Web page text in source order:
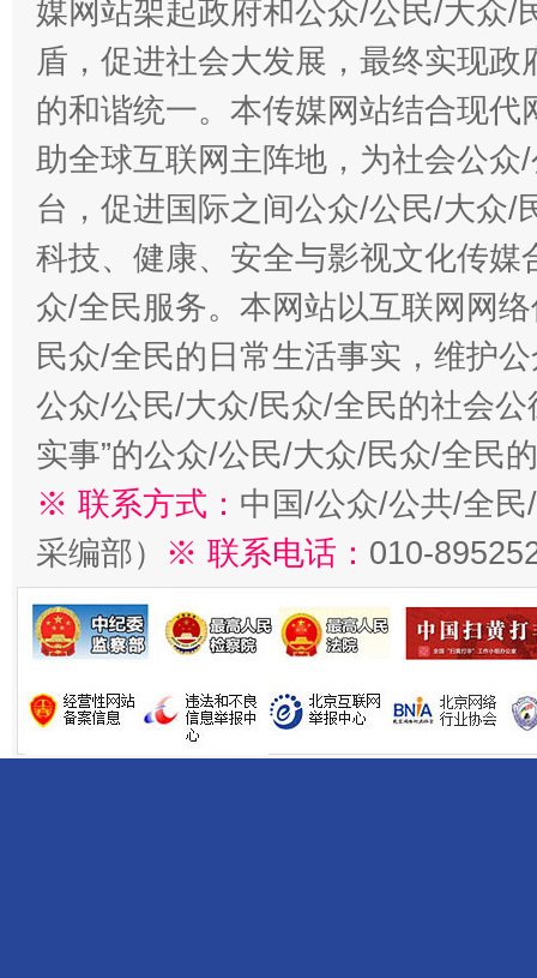
媒网站架起政府和公众/公民/大众/
盾，促进社会大发展，最终实现
的和谐统一。本传媒网站结合现
助全球互联网主阵地，为社会公
台，促进国际之间公众/公民/大众/
科技、健康、安全与影视文化传
众/全民服务。本网站以互联网网
民众/全民的日常生活事实，维护
公众/公民/大众/民众/全民的社会公
实事”的公众/公民/大众/民众/全民
※ 联系方式： 中国/公众/公共/全
采编部） ※ 联系电话： 010-